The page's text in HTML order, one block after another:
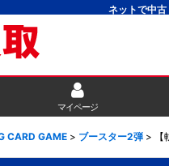
ネットで中
マイページ
CARD GAME > ブースター2弾 >